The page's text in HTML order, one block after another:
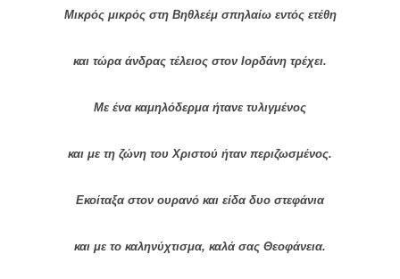
Μικρός μικρός στη Βηθλεέμ σπηλαίω εντός ετέθη
και τώρα άνδρας τέλειος στον Ιορδάνη τρέχει.
Με ένα καμηλόδερμα ήτανε τυλιγμένος
και με τη ζώνη του Χριστού ήταν περιζωσμένος.
Εκοίταξα στον ουρανό και είδα δυο στεφάνια
και με το καληνύχτισμα, καλά σας Θεοφάνεια.